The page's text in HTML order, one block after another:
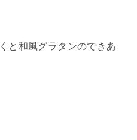
と和風グラタンのできあ